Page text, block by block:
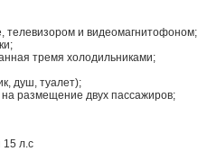
телевизором и видеомагнитофоном;
тремя холодильниками;
душ, туалет);
размещение двух пассажиров;
15 л.с